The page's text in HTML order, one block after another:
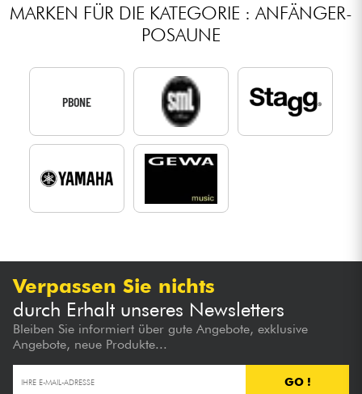
MARKEN FÜR DIE KATEGORIE : ANFÄNGER-
POSAUNE
PBONE
Verpassen Sie nichts
durch Erhalt unseres Newsletters
Bleiben Sie informiert über gute Angebote, exklusive
Angebote, neue Produkte...
GO !